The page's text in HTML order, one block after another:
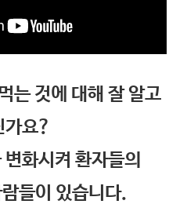
는 것에 대해 잘 알고
가요?
화시켜 환자들의
들이 있습니다.